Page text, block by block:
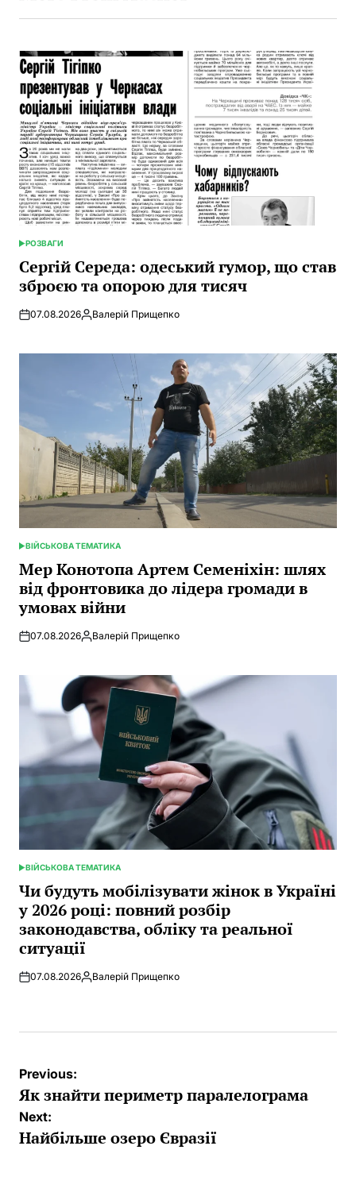
POSTED
IN
РОЗВАГИ
Сергій Середа: одеський гумор, що став
зброєю та опорою для тисяч
07.08.2026Posted
Валерій Прищепко
POSTED
IN
ВІЙСЬКОВА ТЕМАТИКА
Мер Конотопа Артем Семеніхін: шлях
від фронтовика до лідера громади в
умовах війни
07.08.2026Posted
Валерій Прищепко
POSTED
IN
ВІЙСЬКОВА ТЕМАТИКА
Чи будуть мобілізувати жінок в Україні
у 2026 році: повний розбір
законодавства, обліку та реальної
ситуації
07.08.2026Posted
Валерій Прищепко
Post
navigation
Previous:
Як знайти периметр паралелограма
Next:
Найбільше озеро Євразії